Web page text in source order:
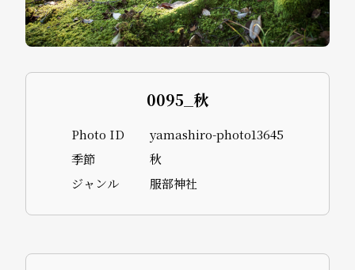
0095_秋
Photo ID
yamashiro-photo13645
季節
秋
ジャンル
服部神社